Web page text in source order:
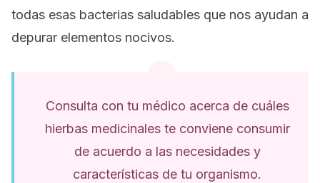
todas esas bacterias saludables que nos ayudan a
depurar elementos nocivos.
Consulta con tu médico acerca de cuáles
hierbas medicinales te conviene consumir
de acuerdo a las necesidades y
características de tu organismo.